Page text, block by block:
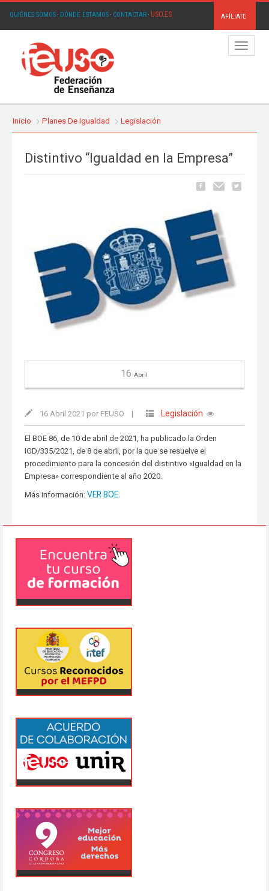
QUIÉNES SOMOS· DÓNDE ESTAMOS· CONTACTAR· USO.ES AFÍLIATE
Menú
Inicio Planes De Igualdad Legislación
Distintivo “Igualdad en la Empresa”
16Abril
16 Abril 2021 por FEUSO | Legislación
El BOE 86, de 10 de abril de 2021, ha publicado la Orden
IGD/335/2021, de 8 de abril, por la que se resuelve el
procedimiento para la concesión del distintivo «Igualdad en la
Empresa» correspondiente al año 2020.
Más información: VER BOE.